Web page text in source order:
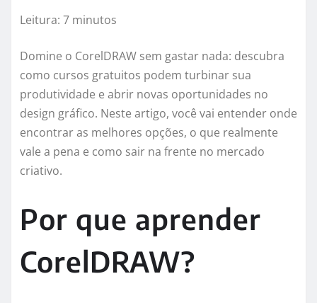
Leitura: 7 minutos
Domine o CorelDRAW sem gastar nada: descubra
como cursos gratuitos podem turbinar sua
produtividade e abrir novas oportunidades no
design gráfico. Neste artigo, você vai entender onde
encontrar as melhores opções, o que realmente
vale a pena e como sair na frente no mercado
criativo.
Por que aprender
CorelDRAW?